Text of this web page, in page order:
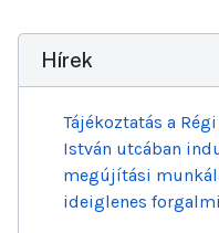
Hírek
Tájékoztatás a
István utcában
megújítási
ideiglenes